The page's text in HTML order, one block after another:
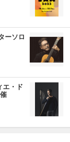
ーソロ
エ・ド